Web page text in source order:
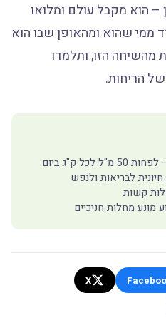
הוא מקבל עולם ומלואו
ממי שהוא ומהאופן שבו הוא
מהשיחה הזו, ותלמדו
הריחות.
ק"ג ביום
קשות
X